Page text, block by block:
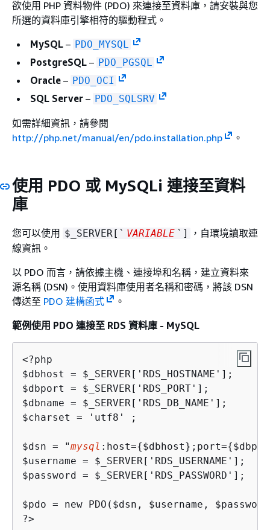
欲使用 PHP 資料物件 (PDO) 來連接至資料庫，請安裝與您
所選的資料庫引擎相符的驅動程式。
MySQL – PDO_MYSQL
PostgreSQL – PDO_PGSQL
Oracle – PDO_OCI
SQL Server – PDO_SQLSRV
如需詳細資訊，請參閱
http://php.net/manual/en/pdo.installation.php
。
使用 PDO 或 MySQLi 連接至資料
庫
您可以使用 $_SERVER[` VARIABLE `]
，自環境讀取連
線資訊。
以 PDO 而言，請依據主機、連接埠和名稱，建立資料來
源名稱 (DSN)。使用資料庫使用者名稱和密碼，將該 DSN
傳送至 PDO 建構函式
。
範例使用 PDO 連接至 RDS 資料庫 - MySQL
<?php
$dbhost = $_SERVER['RDS_HOSTNAME'];
$dbport = $_SERVER['RDS_PORT'];
$dbname = $_SERVER['RDS_DB_NAME'];
$charset = 'utf8' ;
$dsn = "mysql :host={$dbhost};port={
$username = $_SERVER['RDS_USERNAME'];
$password = $_SERVER['RDS_PASSWORD'];
$pdo = new PDO($dsn, $username,
?>